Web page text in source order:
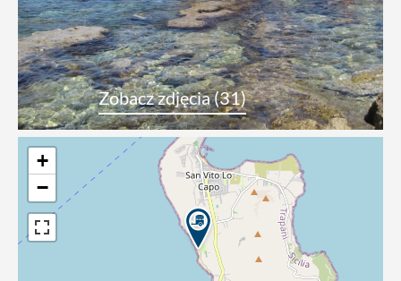
Zobacz zdjęcia (31)
+
−